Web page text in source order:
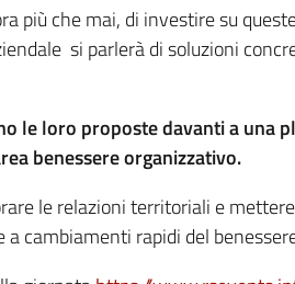
più che mai, di investire su
si parlerà di soluzioni
le loro proposte davanti a una
benessere organizzativo.
le relazioni territoriali e
cambiamenti rapidi del